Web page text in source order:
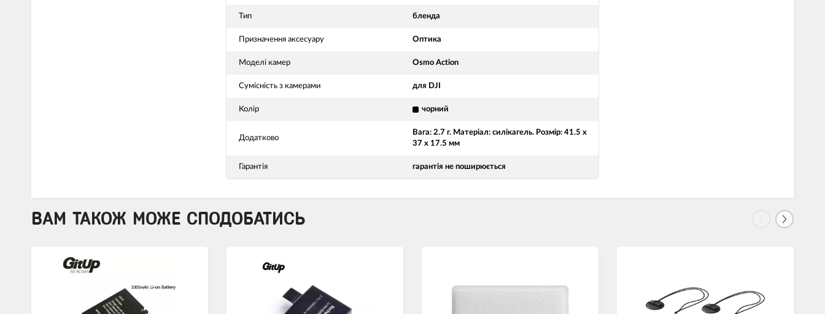
Тип бленда
Призначення аксесуару Оптика
Моделі камер Osmo Action
Сумісність з камерами для DJI
Колір чорний
Додатково
Вага: 2.7 г. Матеріал: силікагель. Розмір: 41.5 x
37 x 17.5 мм
Гарантія гарантія не поширюється
ВАМ ТАКОЖ МОЖЕ СПОДОБАТИСЬ